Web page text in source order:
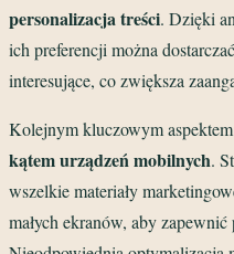
personalizacja treści. Dzięki
ich preferencji można
interesujące, co zwiększa
Kolejnym kluczowym
kątem urządzeń mobilnych.
wszelkie materiały
małych ekranów, aby